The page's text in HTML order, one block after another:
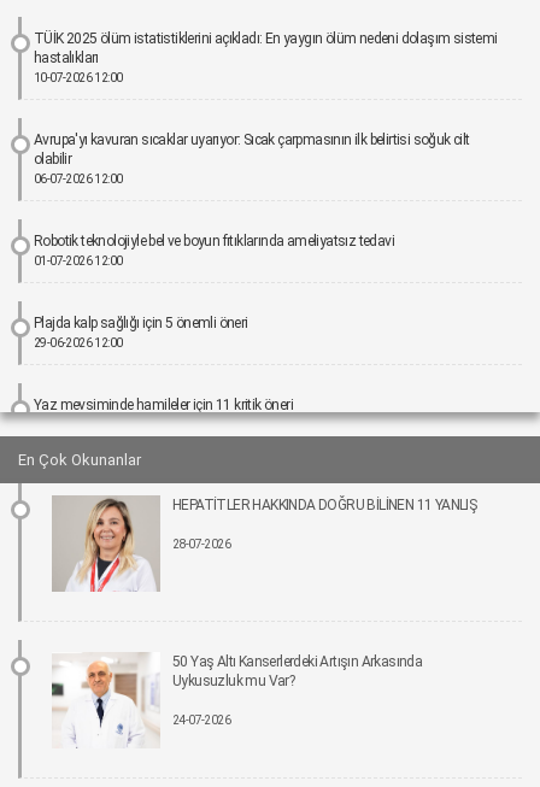
TÜİK 2025 ölüm istatistiklerini açıkladı: En yaygın ölüm nedeni dolaşım sistemi
hastalıkları
10-07-2026 12:00
Avrupa'yı kavuran sıcaklar uyarıyor: Sıcak çarpmasının ilk belirtisi soğuk cilt
olabilir
06-07-2026 12:00
Robotik teknolojiyle bel ve boyun fıtıklarında ameliyatsız tedavi
01-07-2026 12:00
Plajda kalp sağlığı için 5 önemli öneri
29-06-2026 12:00
Yaz mevsiminde hamileler için 11 kritik öneri
25-06-2026 12:00
Kız çocuklarında idrar yolu enfeksiyonu riski 4 kata kadar artabiliyor
24-06-2026 12:00
Bel Ağrıları Basit Önlemlerle Kontrol Altına Alınabilir
17-06-2026 12:00
Tıpta Yeni Dönemin Adı: Eş Zamanlı Kombine Cerrahiler
16-06-2026 12:00
İmplant tedavisinde aynı gün yeni diş mümkün
En Çok Okunanlar
HEPATİTLER HAKKINDA DOĞRU BİLİNEN 11 YANLIŞ
28-07-2026
50 Yaş Altı Kanserlerdeki Artışın Arkasında
Uykusuzluk mu Var?
24-07-2026